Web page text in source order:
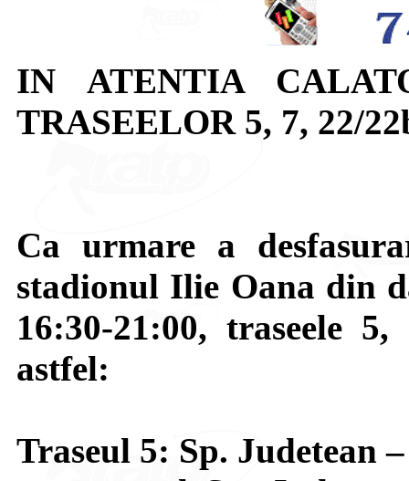
IN ATENTIA
TRASEELOR 5, 7, 22/
Ca urmare a
stadionul Ilie Oana din
16:30-21:00, traseele
astfel:
Traseul 5: Sp. Judetean